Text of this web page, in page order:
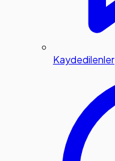
Kaydedilenler